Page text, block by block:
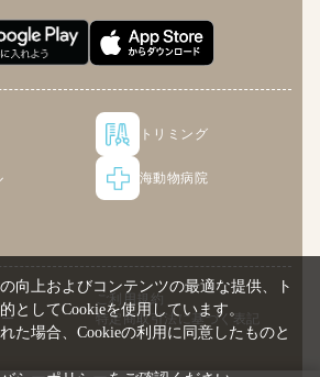
トリミング
海動物病院
ご利用規約
特定商取引法に基づく表記
向上およびコンテンツの最適な提供、ト
としてCookieを使用しています。
た場合、Cookieの利用に同意したものと